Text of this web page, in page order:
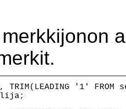
TRIM(LEADING '1' FROM